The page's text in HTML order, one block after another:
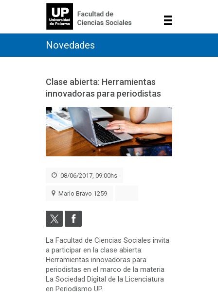
Novedades
Clase abierta: Herramientas
innovadoras para periodistas
08/06/2017, 09:00hs
Mario Bravo 1259
La Facultad de Ciencias Sociales invita
a participar en la clase abierta:
Herramientas innovadoras para
periodistas en el marco de la materia
La Sociedad Digital de la Licenciatura
en Periodismo UP.